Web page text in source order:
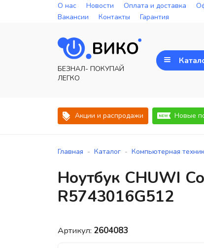
О нас Новости Оплата и доставка
Вакансии
Контакты Гарантия
БЕЗНАЛ- ПОКУПАЙ
ЛЕГКО
Акции и распродажи Новые
Главная - Каталог - Компьютерная
Ноутбук CHUWI
R5743016G512
Артикул: 2604083